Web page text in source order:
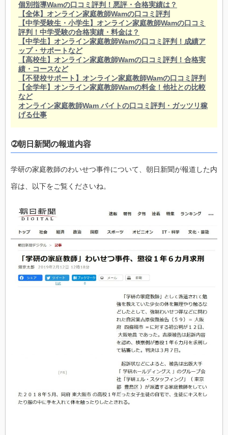
個別指導Wamの口コミ評判！悪評・合格実績は？
【全体】オンライン家庭教師Wamの口コミ評判
【中学受験生・小学生】オンライン家庭教師Wamの口コミ
評判！中学受験の合格実績・料金は？
【中学生】オンライン家庭教師Wamの口コミ評判！成績ア
ップ・サポートなど
【高校生】オンライン家庭教師Wamの口コミ評判！合格実
績・コースなど
【不登校サポート】オンライン家庭教師Wamの口コミ評判
【全学年】オンライン家庭教師Wamの料金！他社との比較
など
オンライン家庭教師Wam バイトの口コミ評判・ガッツリ稼
げる仕事
➁朝日新聞の報道内容
学研の家庭教師のわいせつ事件について、朝日新聞が報道した内
容は、以下をご覧くださいね。